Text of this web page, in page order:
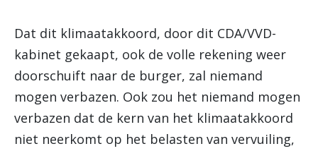
Dat dit klimaatakkoord, door dit CDA/VVD-
kabinet gekaapt, ook de volle rekening weer
doorschuift naar de burger, zal niemand
mogen verbazen. Ook zou het niemand mogen
verbazen dat de kern van het klimaatakkoord
niet neerkomt op het belasten van vervuiling,